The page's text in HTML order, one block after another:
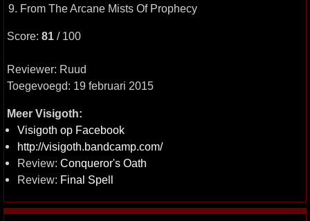
9. From The Arcane Mists Of Prophecy
Score: 81 / 100
Reviewer: Ruud
Toegevoegd: 19 februari 2015
Meer Visigoth:
Visigoth op Facebook
http://visigoth.bandcamp.com/
Review: Conqueror's Oath
Review: Final Spell